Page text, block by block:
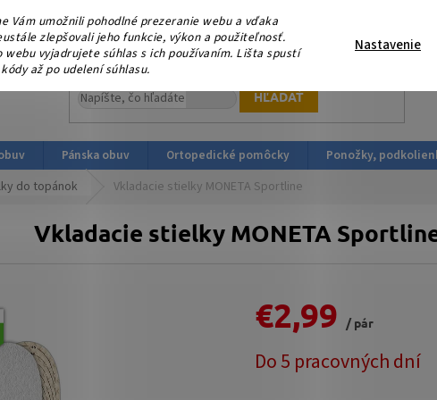
Vám umožnili pohodlné prezeranie webu a vďaka
zlepšovali jeho funkcie, výkon a použiteľnosť.
vyjadrujete súhlas s ich používaním. Lišta spustí
až po udelení súhlasu.
Nastavenie
. Ďakujeme, že nás podporujete platbou v HOTOVOSTI ! V sobotu
info@ortopedicka-obuv.sk
HĽADAŤ
Pánska obuv Ortopedické pomôcky Ponožky,
do topánok Vkladacie stielky MONETA Sportline
Vkladacie stielky MONETA
€2,99
/ pár
cena:
Do 5 pracovných dní